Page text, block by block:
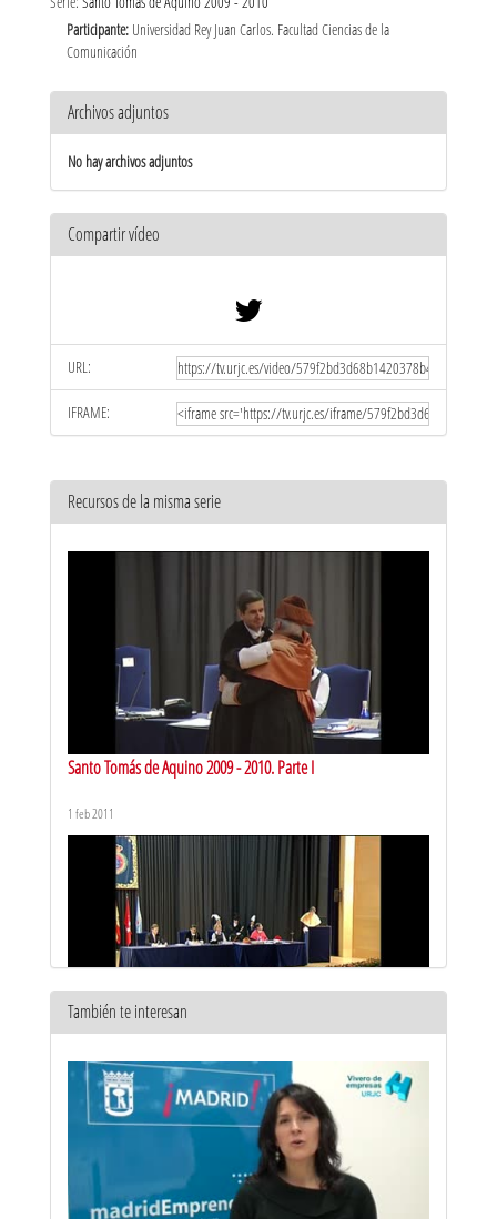
Participante: Universidad Rey Juan Carlos. Facultad Ciencias de la
Comunicación
Archivos adjuntos
No hay archivos adjuntos
Compartir vídeo
URL:
IFRAME:
Recursos de la misma serie
Santo Tomás de Aquino 2009 - 2010. Parte I
1 feb 2011
1 feb 2011
También te interesan